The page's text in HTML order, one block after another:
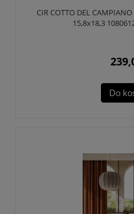
CIR COTTO DEL
15,8x18,3
Do